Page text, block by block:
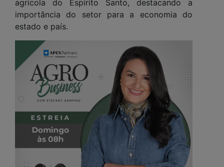
agrícola do Espírito Santo, destacando a
importância do setor para a economia do
estado e país.